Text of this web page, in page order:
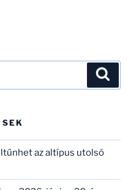
az altípus utolsó